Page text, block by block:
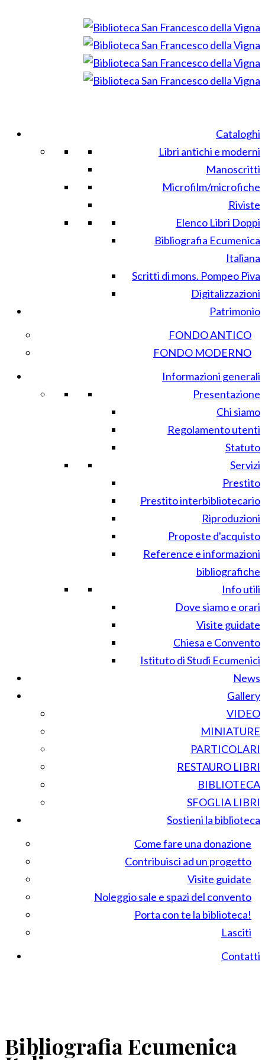
Cataloghi
Libri antichi e moderni
Manoscritti
Microfilm/microfiche
Riviste
Elenco Libri Doppi
Bibliografia Ecumenica
Italiana
Scritti di mons. Pompeo Piva
Digitalizzazioni
Patrimonio
FONDO ANTICO
FONDO MODERNO
Informazioni generali
Presentazione
Chi siamo
Regolamento utenti
Statuto
Servizi
Prestito
Prestito interbibliotecario
Riproduzioni
Proposte d'acquisto
Reference e informazioni
bibliografiche
Info utili
Dove siamo e orari
Visite guidate
Chiesa e Convento
Istituto di Studi Ecumenici
News
Gallery
VIDEO
MINIATURE
PARTICOLARI
RESTAURO LIBRI
BIBLIOTECA
SFOGLIA LIBRI
Sostieni la biblioteca
Come fare una donazione
Contribuisci ad un progetto
Visite guidate
Noleggio sale e spazi del convento
Porta con te la biblioteca!
Lasciti
Contatti
Bibliografia Ecumenica